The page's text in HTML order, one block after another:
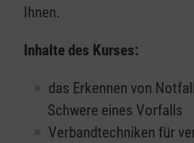
Ihnen.
Inhalte des Kurses:
das Erkennen von
Schwere eines Vorfalls
Verbandtechniken für